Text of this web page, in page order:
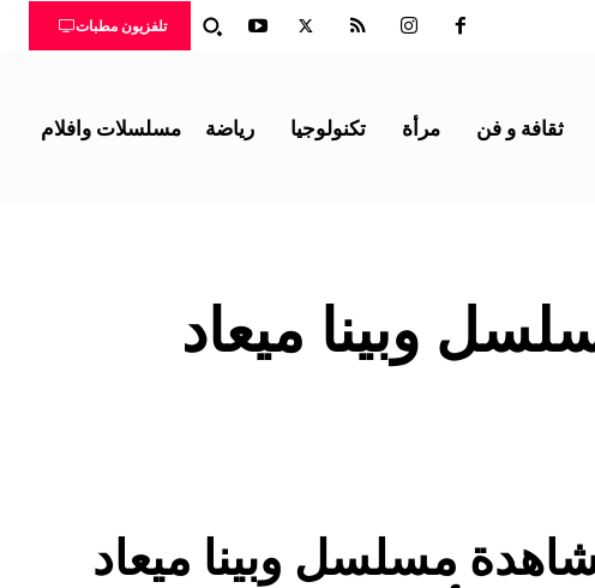
تلفزيون مطبات
ثقافة و فن مرأة تكنولوجيا رياضة مسلسلات وافلام
وبينا ميعاد
مسلسل وبينا ميعاد